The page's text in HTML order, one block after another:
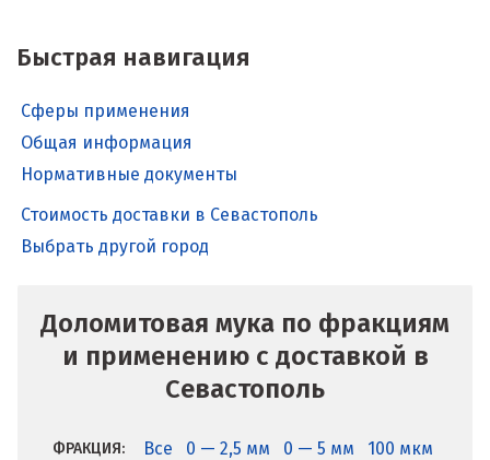
Быстрая навигация
Сферы применения
Общая информация
Нормативные документы
Стоимость доставки в Севастополь
Выбрать другой город
Доломитовая мука по фракциям
и применению с доставкой в
Севастополь
ФРАКЦИЯ: Все 0 — 2,5 мм 0 — 5 мм 100 мкм